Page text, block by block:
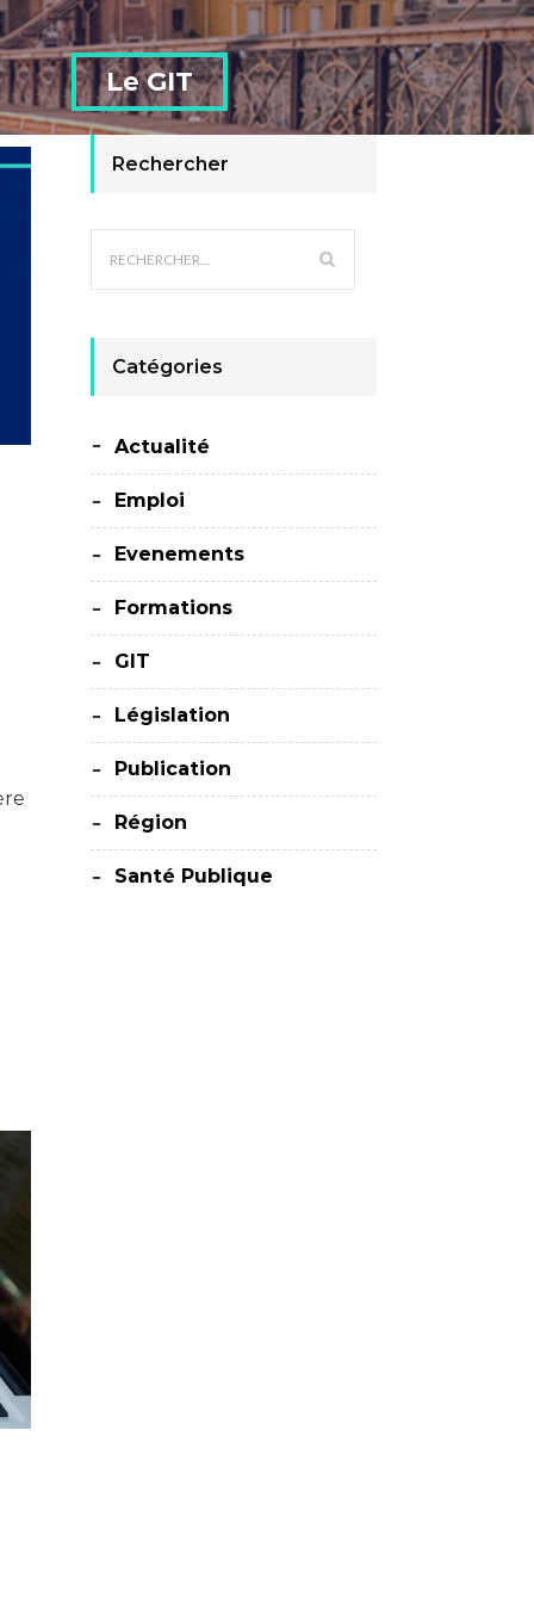
Le GIT
Rechercher
Catégories
Actualité
Emploi
Evenements
Formations
GIT
Législation
Publication
Région
Santé Publique